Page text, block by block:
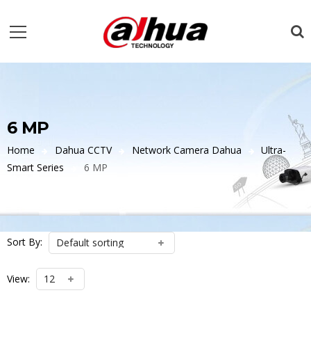
6 MP
Home Dahua CCTV Network Camera Dahua
Ultra-
Smart Series
6 MP
Sort By:
View: